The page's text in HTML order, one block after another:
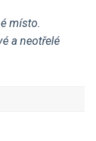
místo.
a neotřelé